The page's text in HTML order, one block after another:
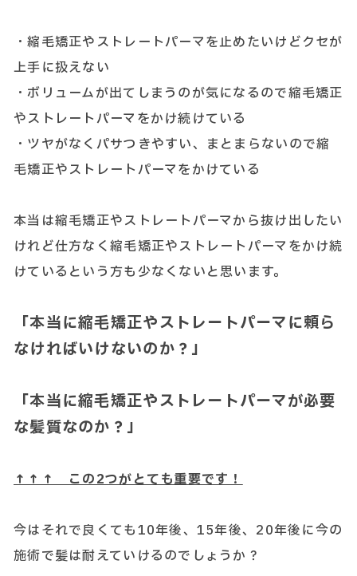
・縮毛矯正やストレートパーマを止めたいけどクセが
上手に扱えない
・ボリュームが出てしまうのが気になるので縮毛矯正
やストレートパーマをかけ続けている
・ツヤがなくパサつきやすい、まとまらないので縮
毛矯正やストレートパーマをかけている
本当は縮毛矯正やストレートパーマから抜け出したい
けれど仕方なく縮毛矯正やストレートパーマをかけ続
けているという方も少なくないと思います。
「本当に縮毛矯正やストレートパーマに頼ら
なければいけないのか？」
「本当に縮毛矯正やストレートパーマが必要
な髪質なのか？」
↑↑↑ この2つがとても重要です！
今はそれで良くても10年後、15年後、20年後に今の
施術で髪は耐えていけるのでしょうか？